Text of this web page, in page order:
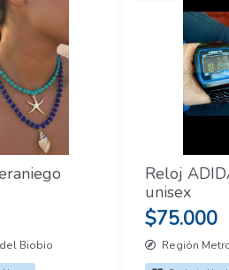
Biobio
Reloj
unisex
$75.000
Región